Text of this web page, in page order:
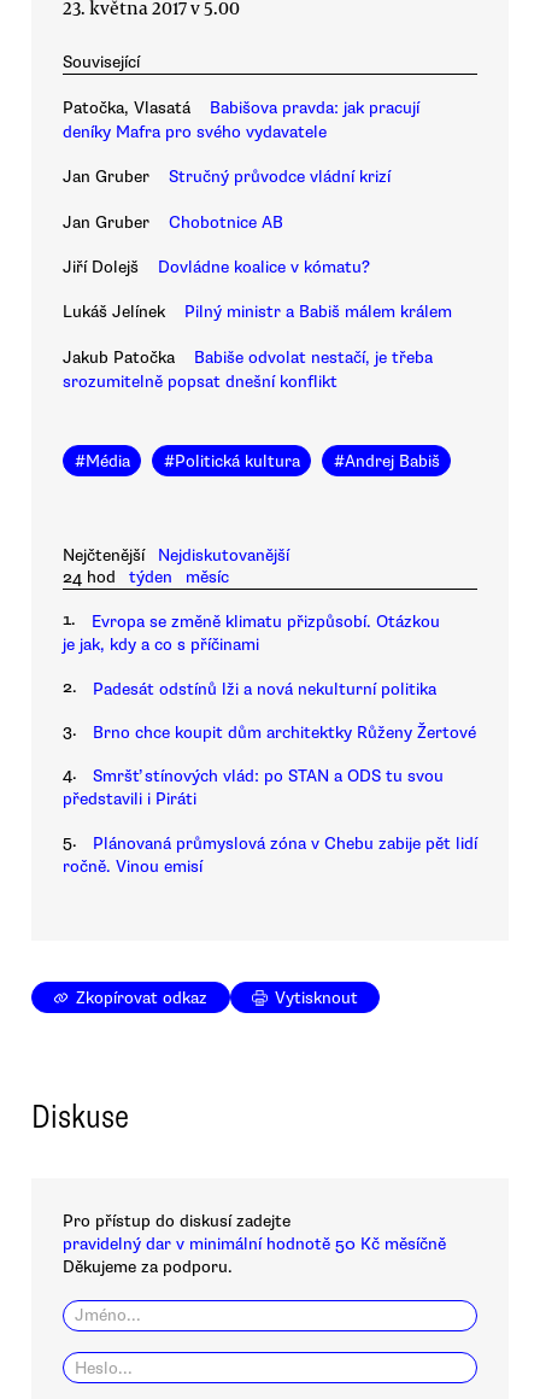
23. května 2017 v 5.00
Související
Patočka, Vlasatá
Babišova pravda: jak pracují
deníky Mafra pro svého vydavatele
Jan Gruber Stručný průvodce vládní krizí
Jan Gruber Chobotnice AB
Jiří Dolejš Dovládne koalice v kómatu?
Lukáš Jelínek Pilný ministr a Babiš málem králem
Jakub Patočka
Babiše odvolat nestačí, je třeba
srozumitelně popsat dnešní konflikt
#Média #Politická kultura #Andrej Babiš
Nejčtenější
Nejdiskutovanější
24 hod
týden měsíc
1.
Evropa se změně klimatu přizpůsobí. Otázkou
je jak, kdy a co s příčinami
2. Padesát odstínů lži a nová nekulturní politika
3. Brno chce koupit dům architektky Růženy Žertové
4.
Smršť stínových vlád: po STAN a ODS tu svou
představili i Piráti
5.
Plánovaná průmyslová zóna v Chebu zabije pět lidí
ročně. Vinou emisí
Zkopírovat odkaz Vytisknout
Diskuse
Pro přístup do diskusí zadejte
pravidelný dar v minimální hodnotě 50 Kč měsíčně
Děkujeme za podporu.